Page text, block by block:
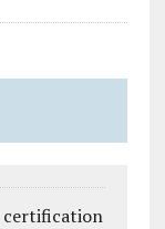
certification